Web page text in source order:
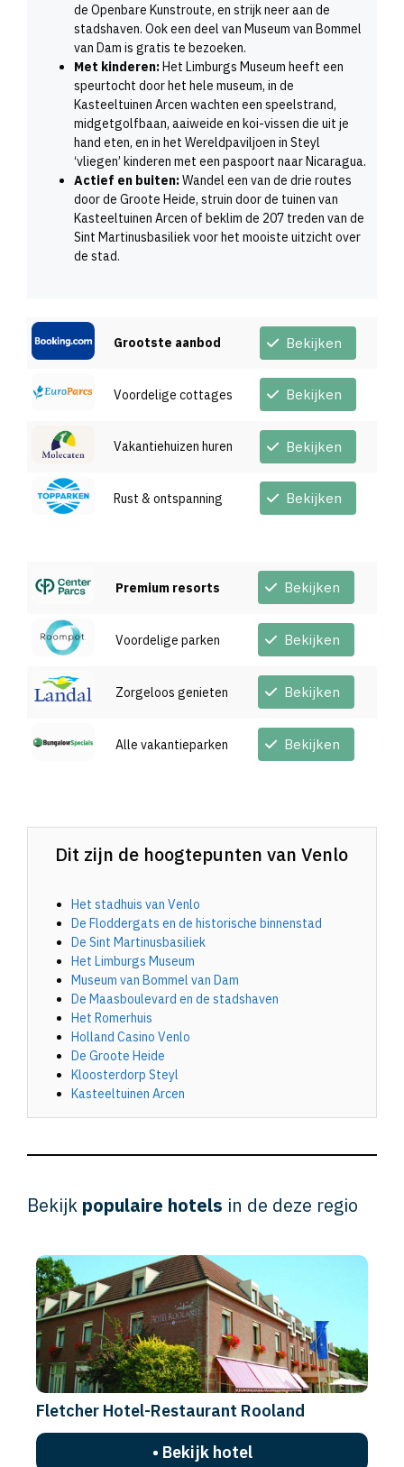
de Openbare Kunstroute, en strijk neer aan de
stadshaven. Ook een deel van Museum van Bommel
van Dam is gratis te bezoeken.
Met kinderen:Het Limburgs Museum heeft een
speurtocht door het hele museum, in de
Kasteeltuinen Arcen wachten een speelstrand,
midgetgolfbaan, aaiweide en koi-vissen die uit je
hand eten, en in het Wereldpaviljoen in Steyl
‘vliegen’ kinderen met een paspoort naar Nicaragua.
Actief en buiten:Wandel een van de drie routes
door de Groote Heide, struin door de tuinen van
Kasteeltuinen Arcen of beklim de 207 treden van de
Sint Martinusbasiliek voor het mooiste uitzicht over
de stad.
Grootste aanbod Bekijken
Voordelige cottages Bekijken
Vakantiehuizen huren Bekijken
Rust & ontspanning Bekijken
Premium resorts Bekijken
Voordelige parken Bekijken
Zorgeloos genieten Bekijken
Alle vakantieparken Bekijken
Dit zijn de hoogtepunten van Venlo
Het stadhuis van Venlo
De Floddergats en de historische binnenstad
De Sint Martinusbasiliek
Het Limburgs Museum
Museum van Bommel van Dam
De Maasboulevard en de stadshaven
Het Romerhuis
Holland Casino Venlo
De Groote Heide
Kloosterdorp Steyl
Kasteeltuinen Arcen
Bekijk populaire hotels in de deze regio
Fletcher Hotel-Restaurant Rooland
• Bekijk hotel